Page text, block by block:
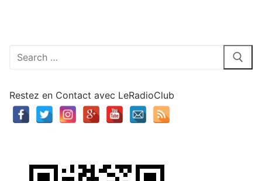
Rechercher
Restez en Contact avec LeRadioClub